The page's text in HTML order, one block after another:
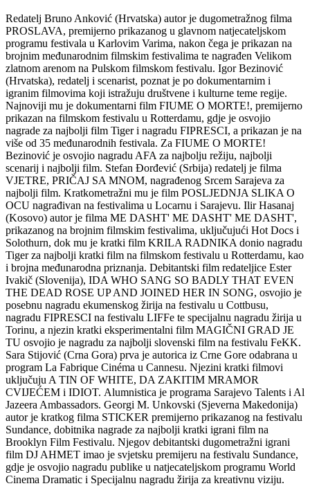
Redatelj Bruno Anković (Hrvatska) autor je dugometražnog filma
PROSLAVA, premijerno prikazanog u glavnom natjecateljskom
programu festivala u Karlovim Varima, nakon čega je prikazan na
brojnim međunarodnim filmskim festivalima te nagrađen Velikom
zlatnom arenom na Pulskom filmskom festivalu. Igor Bezinović
(Hrvatska), redatelj i scenarist, poznat je po dokumentarnim i
igranim filmovima koji istražuju društvene i kulturne teme regije.
Najnoviji mu je dokumentarni film FIUME O MORTE!, premijerno
prikazan na filmskom festivalu u Rotterdamu, gdje je osvojio
nagrade za najbolji film Tiger i nagradu FIPRESCI, a prikazan je na
više od 35 međunarodnih festivala. Za FIUME O MORTE!
Bezinović je osvojio nagradu AFA za najbolju režiju, najbolji
scenarij i najbolji film. Stefan Đorđević (Srbija) redatelj je filma
VJETRE, PRIČAJ SA MNOM, nagrađenog Srcem Sarajeva za
najbolji film. Kratkometražni mu je film POSLJEDNJA SLIKA O
OCU nagrađivan na festivalima u Locarnu i Sarajevu. Ilir Hasanaj
(Kosovo) autor je filma ME DASHT' ME DASHT' ME DASHT',
prikazanog na brojnim filmskim festivalima, uključujući Hot Docs i
Solothurn, dok mu je kratki film KRILA RADNIKA donio nagradu
Tiger za najbolji kratki film na filmskom festivalu u Rotterdamu, kao
i brojna međunarodna priznanja. Debitantski film redateljice Ester
Ivakič (Slovenija), IDA WHO SANG SO BADLY THAT EVEN
THE DEAD ROSE UP AND JOINED HER IN SONG, osvojio je
posebnu nagradu ekumenskog žirija na festivalu u Cottbusu,
nagradu FIPRESCI na festivalu LIFFe te specijalnu nagradu žirija u
Torinu, a njezin kratki eksperimentalni film MAGIČNI GRAD JE
TU osvojio je nagradu za najbolji slovenski film na festivalu FeKK.
Sara Stijović (Crna Gora) prva je autorica iz Crne Gore odabrana u
program La Fabrique Cinéma u Cannesu. Njezini kratki filmovi
uključuju A TIN OF WHITE, DA ZAKITIM MRAMOR
CVIJEĆEM i IDIOT. Alumnistica je programa Sarajevo Talents i Al
Jazeera Ambassadors. Georgi M. Unkovski (Sjeverna Makedonija)
autor je kratkog filma STICKER premijerno prikazanog na festivalu
Sundance, dobitnika nagrade za najbolji kratki igrani film na
Brooklyn Film Festivalu. Njegov debitantski dugometražni igrani
film DJ AHMET imao je svjetsku premijeru na festivalu Sundance,
gdje je osvojio nagradu publike u natjecateljskom programu World
Cinema Dramatic i Specijalnu nagradu žirija za kreativnu viziju.